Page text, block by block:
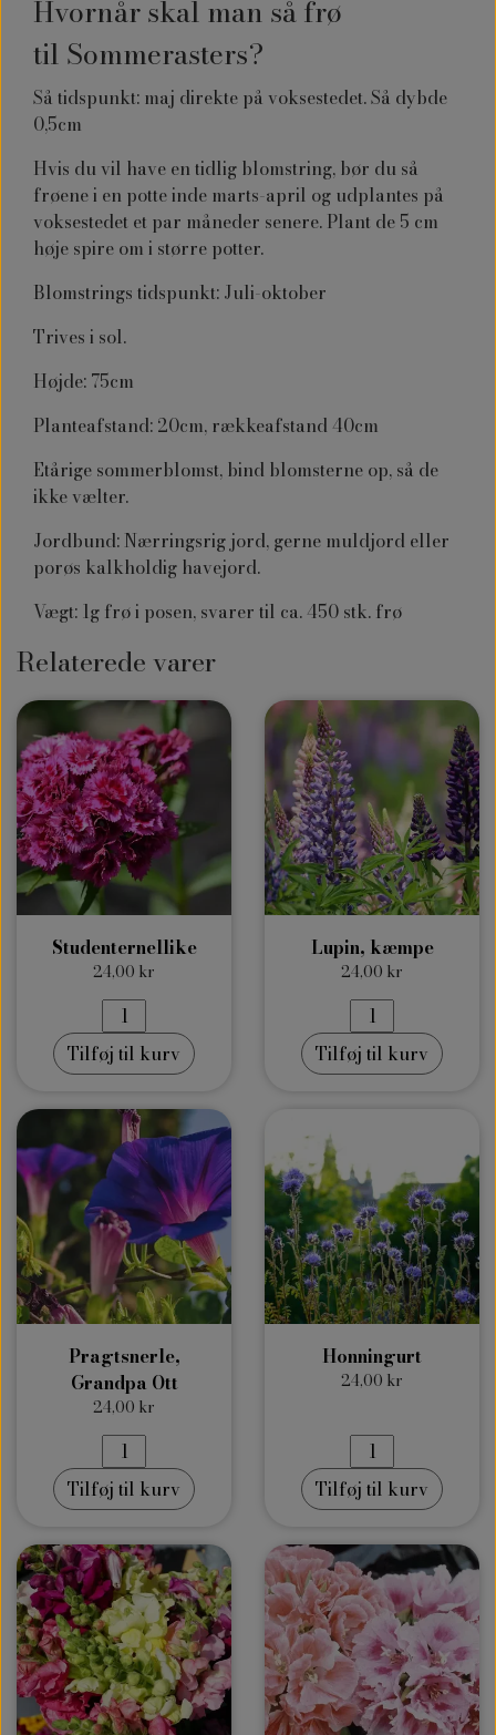
Hvornår skal man så frø
til Sommerasters?
Så tidspunkt: maj direkte på voksestedet. Så dybde
0,5cm
Hvis du vil have en tidlig blomstring, bør du så
frøene i en potte inde marts-april og udplantes på
voksestedet et par måneder senere. Plant de 5 cm
høje spire om i større potter.
Blomstrings tidspunkt: Juli-oktober
Trives i sol.
Højde: 75cm
Planteafstand: 20cm, rækkeafstand 40cm
Etårige sommerblomst, bind blomsterne op, så de
ikke vælter.
Jordbund: Nærringsrig jord, gerne muldjord eller
porøs kalkholdig havejord.
Vægt: 1g frø i posen, svarer til ca. 450 stk. frø
Relaterede varer
Studenternellike
24,00 kr
Tilføj til kurv
Lupin, kæmpe
24,00 kr
Tilføj til kurv
Pragtsnerle,
Grandpa Ott
24,00 kr
Tilføj til kurv
Honningurt
24,00 kr
Tilføj til kurv